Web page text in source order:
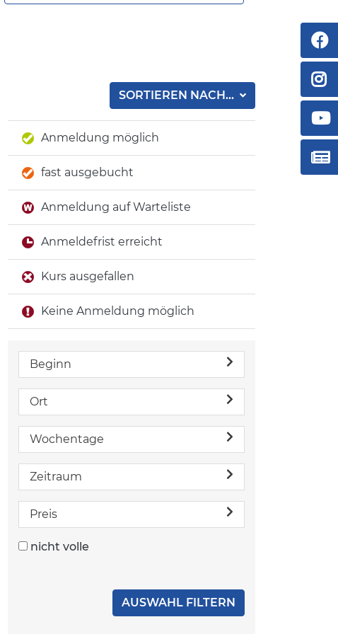
SORTIEREN NACH...
Anmeldung möglich
fast ausgebucht
Anmeldung auf Warteliste
Anmeldefrist erreicht
Kurs ausgefallen
Keine Anmeldung möglich
Beginn
Ort
Wochentage
Zeitraum
Preis
nicht volle